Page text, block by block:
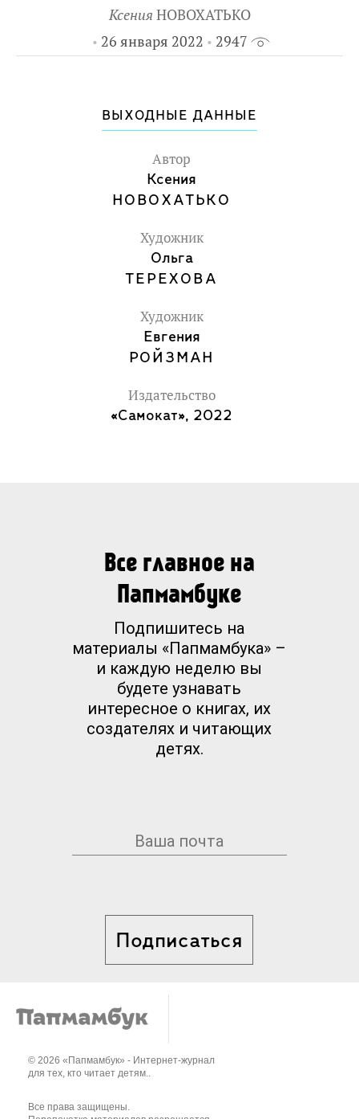
водородной бомбы и правозащитник,
лауреат Нобелевской премии мира,
Сахаров был человеком, который не
защищать.
Для среднего и старшего школьного
Ксения НОВОХАТЬКО
26 января 2022
2947
ВЫХОДНЫЕ ДАННЫЕ
Автор
Ксения
НОВОХАТЬКО
Художник
Ольга
ТЕРЕХОВА
Художник
Евгения
РОЙЗМАН
Издательство
«Самокат», 2022
Все главное на
Папмамбуке
Подпишитесь на
материалы «Папмамбука» –
и каждую неделю вы
будете узнавать
интересное о книгах, их
создателях и читающих
детях.
Подписаться
© 2026 «Папмамбук» - Интернет-журнал
для тех, кто читает детям..
Все права защищены.